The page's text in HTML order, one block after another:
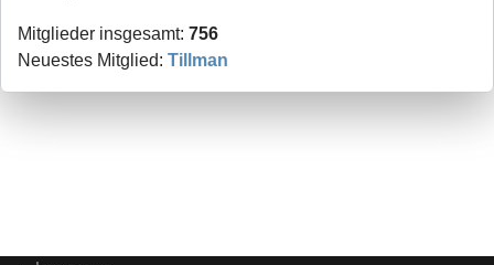
Mitglieder insgesamt: 756
Neuestes Mitglied: Tillman